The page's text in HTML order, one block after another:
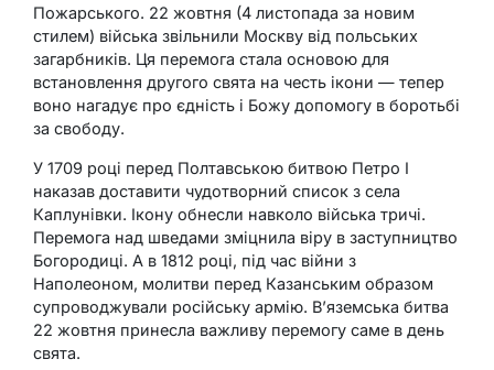
Пожарського. 22 жовтня (4 листопада за новим
стилем) війська звільнили Москву від польських
загарбників. Ця перемога стала основою для
встановлення другого свята на честь ікони — тепер
воно нагадує про єдність і Божу допомогу в боротьбі
за свободу.
У 1709 році перед Полтавською битвою Петро I
наказав доставити чудотворний список з села
Каплунівки. Ікону обнесли навколо війська тричі.
Перемога над шведами зміцнила віру в заступництво
Богородиці. А в 1812 році, під час війни з
Наполеоном, молитви перед Казанським образом
супроводжували російську армію. В’яземська битва
22 жовтня принесла важливу перемогу саме в день
свята.